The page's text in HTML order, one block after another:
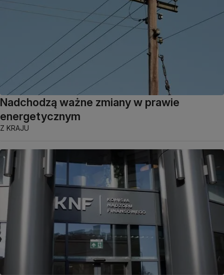
Nadchodzą ważne zmiany w prawie
energetycznym
Z KRAJU